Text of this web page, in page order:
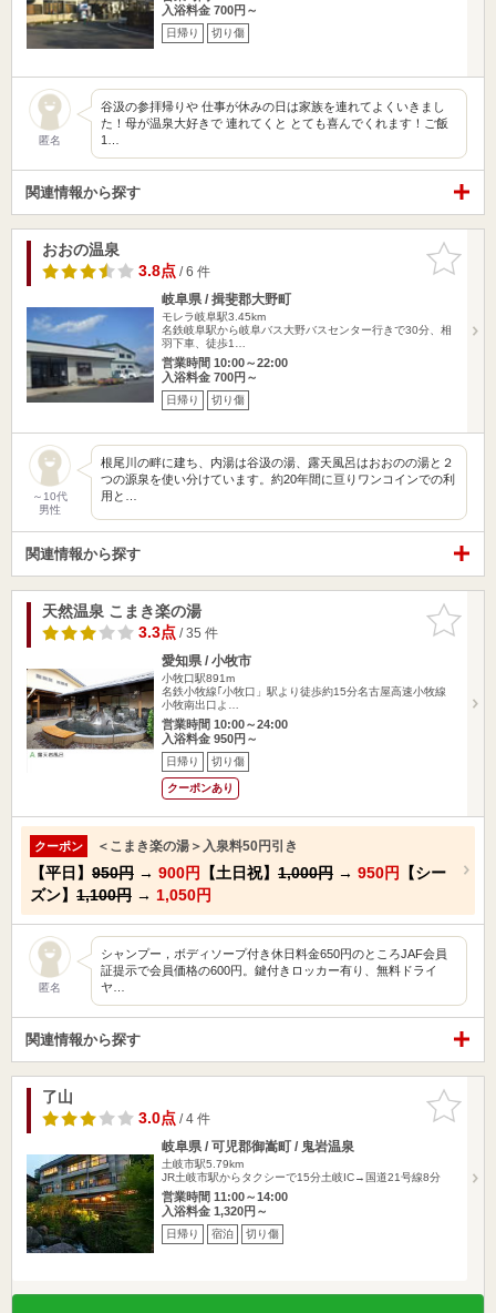
入浴料金 700円～
日帰り 切り傷
匿名
谷汲の参拝帰りや 仕事が休みの日は家族を連れてよくいきまし
た！母が温泉大好きで 連れてくと とても喜んでくれます！ご飯
1…
関連情報から探す
お気に入
りに追加
おおの温泉
3.8点/ 6 件
岐阜県 / 揖斐郡大野町
モレラ岐阜駅3.45km
名鉄岐阜駅から岐阜バス大野バスセンター行きで30分、相
羽下車、徒歩1…
営業時間 10:00～22:00
入浴料金 700円～
日帰り 切り傷
～10代
男性
根尾川の畔に建ち、内湯は谷汲の湯、露天風呂はおおのの湯と２
つの源泉を使い分けています。約20年間に亘りワンコインでの利
用と…
関連情報から探す
お気に入
りに追加
天然温泉 こまき楽の湯
3.3点/ 35 件
愛知県 / 小牧市
小牧口駅891m
名鉄小牧線｢小牧口」駅より徒歩約15分名古屋高速小牧線
小牧南出口よ…
営業時間 10:00～24:00
入浴料金 950円～
日帰り 切り傷
クーポンあり
クーポン ＜こまき楽の湯＞入泉料50円引き
【平日】 950円 → 900円 【土日祝】 1,000円 → 950円
【シー
ズン】 1,100円 → 1,050円
匿名
シャンプー，ボディソープ付き休日料金650円のところJAF会員
証提示で会員価格の600円。鍵付きロッカー有り、無料ドライ
ヤ…
関連情報から探す
お気に入
りに追加
了山
3.0点/ 4 件
岐阜県 / 可児郡御嵩町 / 鬼岩温泉
土岐市駅5.79km
JR土岐市駅からタクシーで15分土岐IC→国道21号線8分
営業時間 11:00～14:00
入浴料金 1,320円～
日帰り 宿泊 切り傷